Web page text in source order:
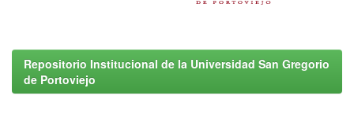
Repositorio Institucional de la Universidad San Gregorio
de Portoviejo